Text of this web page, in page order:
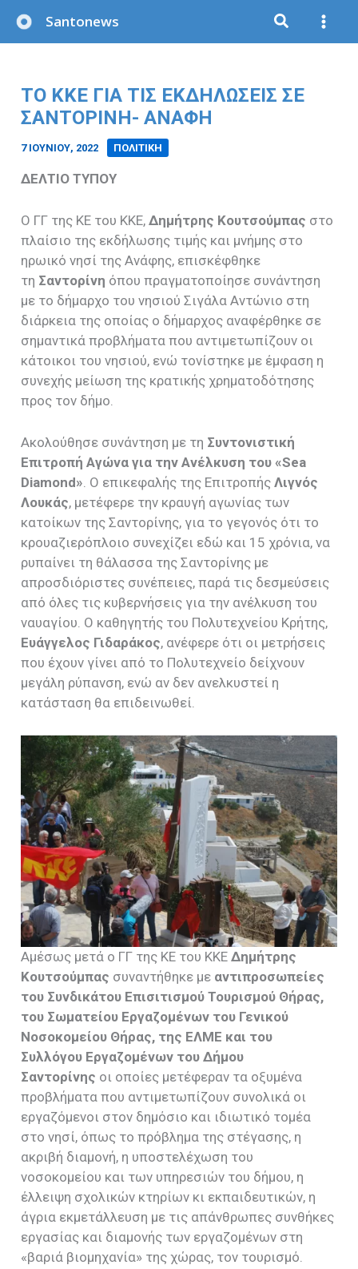
στο
Santonews
ΤΟ ΚΚΕ ΓΙΑ ΤΙΣ ΕΚΔΗΛΏΣΕΙΣ ΣΕ
ΣΑΝΤΟΡΊΝΗ- ΑΝΆΦΗ
7 ΙΟΥΝΊΟΥ, 2022 ΠΟΛΙΤΙΚΗ
ΔΕΛΤΙΟ ΤΥΠΟΥ
Ο ΓΓ της ΚΕ του ΚΚΕ,Δημήτρης Κουτσούμπας στο
πλαίσιο της εκδήλωσης τιμής και μνήμης στο
ηρωικό νησί της Ανάφης, επισκέφθηκε
τη Σαντορίνη όπου πραγματοποίησε συνάντηση
με το δήμαρχο του νησιού Σιγάλα Αντώνιο στη
διάρκεια της οποίας ο δήμαρχος αναφέρθηκε σε
σημαντικά προβλήματα που αντιμετωπίζουν οι
κάτοικοι του νησιού, ενώ τονίστηκε με έμφαση η
συνεχής μείωση της κρατικής χρηματοδότησης
προς τον δήμο.
Ακολούθησε συνάντηση με τη Συντονιστική
Επιτροπή Αγώνα για την Ανέλκυση του «Sea
Diamond». Ο επικεφαλής της ΕπιτροπήςΛιγνός
Λουκάς, μετέφερε την κραυγή αγωνίας των
κατοίκων της Σαντορίνης, για το γεγονός ότι το
κρουαζιερόπλοιο συνεχίζει εδώ και 15 χρόνια, να
ρυπαίνει τη θάλασσα της Σαντορίνης με
απροσδιόριστες συνέπειες, παρά τις δεσμεύσεις
από όλες τις κυβερνήσεις για την ανέλκυση του
ναυαγίου. Ο καθηγητής του Πολυτεχνείου Κρήτης,
Ευάγγελος Γιδαράκoς, ανέφερε ότι οι μετρήσεις
που έχουν γίνει από το Πολυτεχνείο δείχνουν
μεγάλη ρύπανση, ενώ αν δεν ανελκυστεί η
κατάσταση θα επιδεινωθεί.
Αμέσως μετά ο ΓΓ της ΚΕ του ΚΚΕΔημήτρης
Κουτσούμπας συναντήθηκε με αντιπροσωπείες
του Συνδικάτου Επισιτισμού Τουρισμού Θήρας,
του Σωματείου Εργαζομένων του Γενικού
Νοσοκομείου Θήρας, της ΕΛΜΕ και του
Συλλόγου Εργαζομένων του Δήμου
Σαντορίνης οι οποίες μετέφεραν τα οξυμένα
προβλήματα που αντιμετωπίζουν συνολικά οι
εργαζόμενοι στον δημόσιο και ιδιωτικό τομέα
στο νησί, όπως το πρόβλημα της στέγασης, η
ακριβή διαμονή, η υποστελέχωση του
νοσοκομείου και των υπηρεσιών του δήμου, η
έλλειψη σχολικών κτηρίων κι εκπαιδευτικών, η
άγρια εκμετάλλευση με τις απάνθρωπες συνθήκες
εργασίας και διαμονής των εργαζομένων στη
«βαριά βιομηχανία» της χώρας, τον τουρισμό.